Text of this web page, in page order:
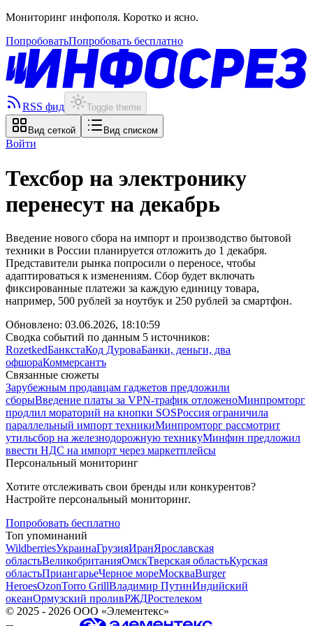
Мониторинг инфополя. Коротко и ясно.
ПопробоватьПопробовать бесплатно
RSS фид Toggle theme
Вид сеткой Вид списком
Войти
Техсбор на электронику
перенесут на декабрь
Введение нового сбора на импорт и производство бытовой
техники в России планируется отложить до 1 декабря.
Представители рынка попросили о переносе, чтобы
адаптироваться к изменениям. Сбор будет включать
фиксированные платежи за каждую единицу товара,
например, 500 рублей за ноутбук и 250 рублей за смартфон.
Обновлено: 03.06.2026, 18:10:59
Сводка событий по данным 5 источников:
RozetkedБанкстаКод ДуроваБанки, деньги, два
офшораКоммерсантъ
Связанные сюжеты
Зарубежным продавцам гаджетов предложили
сборыВведение платы за VPN-трафик отложеноМинпромторг
продлил мораторий на кнопки SOSРоссия ограничила
параллельный импорт техникиМинпромторг рассмотрит
утильсбор на железнодорожную техникуМинфин предложил
ввести НДС на импорт через маркетплейсы
Персональный мониторинг
Хотите отслеживать свои бренды или конкурентов?
Настройте персональный мониторинг.
Попробовать бесплатно
Топ упоминаний
WildberriesУкраинаГрузияИранЯрославская
областьВеликобританияОмскТверская областьКурская
областьПриангарьеЧерное мореМоскваBurger
HeroesOzonTorro GrillВладимир ПутинИндийский
океанОрмузский проливРЖДРостелеком
© 2025 - 2026 ООО «Элементекс»